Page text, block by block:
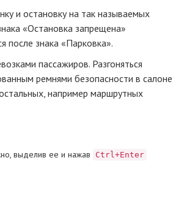
и остановку на так называемых
«Остановка запрещена»
после знака «Парковка».
пассажиров. Разгоняться
ремнями безопасности в салоне
например маршрутных
выделив ее и нажав Ctrl+Enter